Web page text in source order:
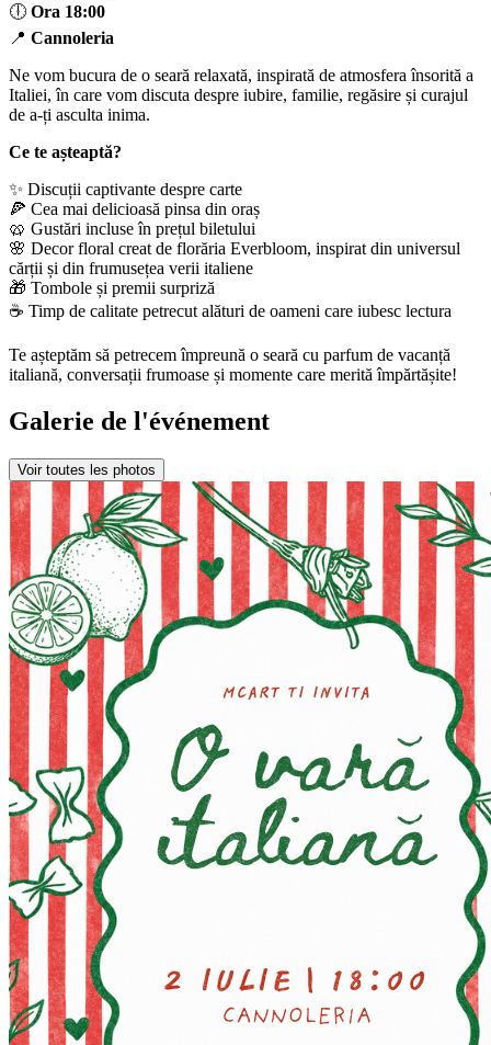
🕕 Ora 18:00
📍 Cannoleria
Ne vom bucura de o seară relaxată, inspirată de atmosfera însorită a
Italiei, în care vom discuta despre iubire, familie, regăsire și curajul
de a-ți asculta inima.
Ce te așteaptă?
✨ Discuții captivante despre carte
🍕 Cea mai delicioasă pinsa din oraș
🥨 Gustări incluse în prețul biletului
🌸 Decor floral creat de florăria Everbloom, inspirat din universul
cărții și din frumusețea verii italiene
🎁 Tombole și premii surpriză
☕ Timp de calitate petrecut alături de oameni care iubesc lectura
Te așteptăm să petrecem împreună o seară cu parfum de vacanță
italiană, conversații frumoase și momente care merită împărtășite!
Galerie de l'événement
Voir toutes les photos